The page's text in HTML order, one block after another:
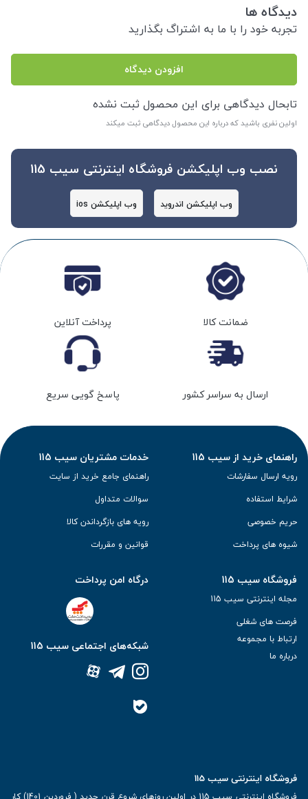
دیدگاه ها
تجربه خود را با ما به اشتراگ بگذارید
افزودن دیدگاه
تابحال دیدگاهی برای این محصول ثبت نشده
اولین نفری باشید که درباره این محصول دیدگاهی ثبت میکند
نصب وب اپلیکشن فروشگاه اینترنتی سیب 115
وب اپلیکشن اندروید وب اپلیکشن ios
ضمانت کالا پرداخت آنلاین
ارسال به سراسر کشور پاسخ گویی سریع
راهنمای خرید از سیب 115
رویه ارسال سفارشات
شرایط استفاده
حریم خصوصی
شیوه های پرداخت
خدمات مشتریان سیب 115
راهنمای جامع خرید از سایت
سوالات متداول
رویه های بازگرداندن کالا
قوانین و مقررات
فروشگاه سیب 115
مجله اینترنتی سیب 115
فرصت های شغلی
ارتباط با مجموعه
درباره ما
درگاه امن پرداخت
شبکه‌های اجتماعی سیب 115
فروشگاه اینترنتی سیب 115